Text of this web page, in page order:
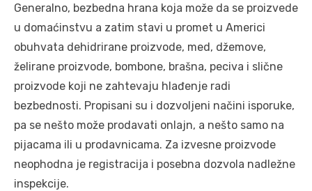
Generalno, bezbedna hrana koja može da se proizvede
u domaćinstvu a zatim stavi u promet u Americi
obuhvata dehidrirane proizvode, med, džemove,
želirane proizvode, bombone, brašna, peciva i slične
proizvode koji ne zahtevaju hlađenje radi
bezbednosti. Propisani su i dozvoljeni načini isporuke,
pa se nešto može prodavati onlajn, a nešto samo na
pijacama ili u prodavnicama. Za izvesne proizvode
neophodna je registracija i posebna dozvola nadležne
inspekcije.